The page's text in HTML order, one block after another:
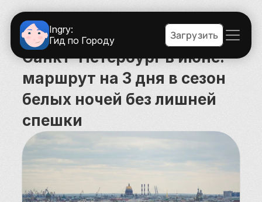
Ingry:
Гид по Городу
Загрузить
Санкт-Петербург в июне:
маршрут на 3 дня в сезон
белых ночей без лишней
спешки